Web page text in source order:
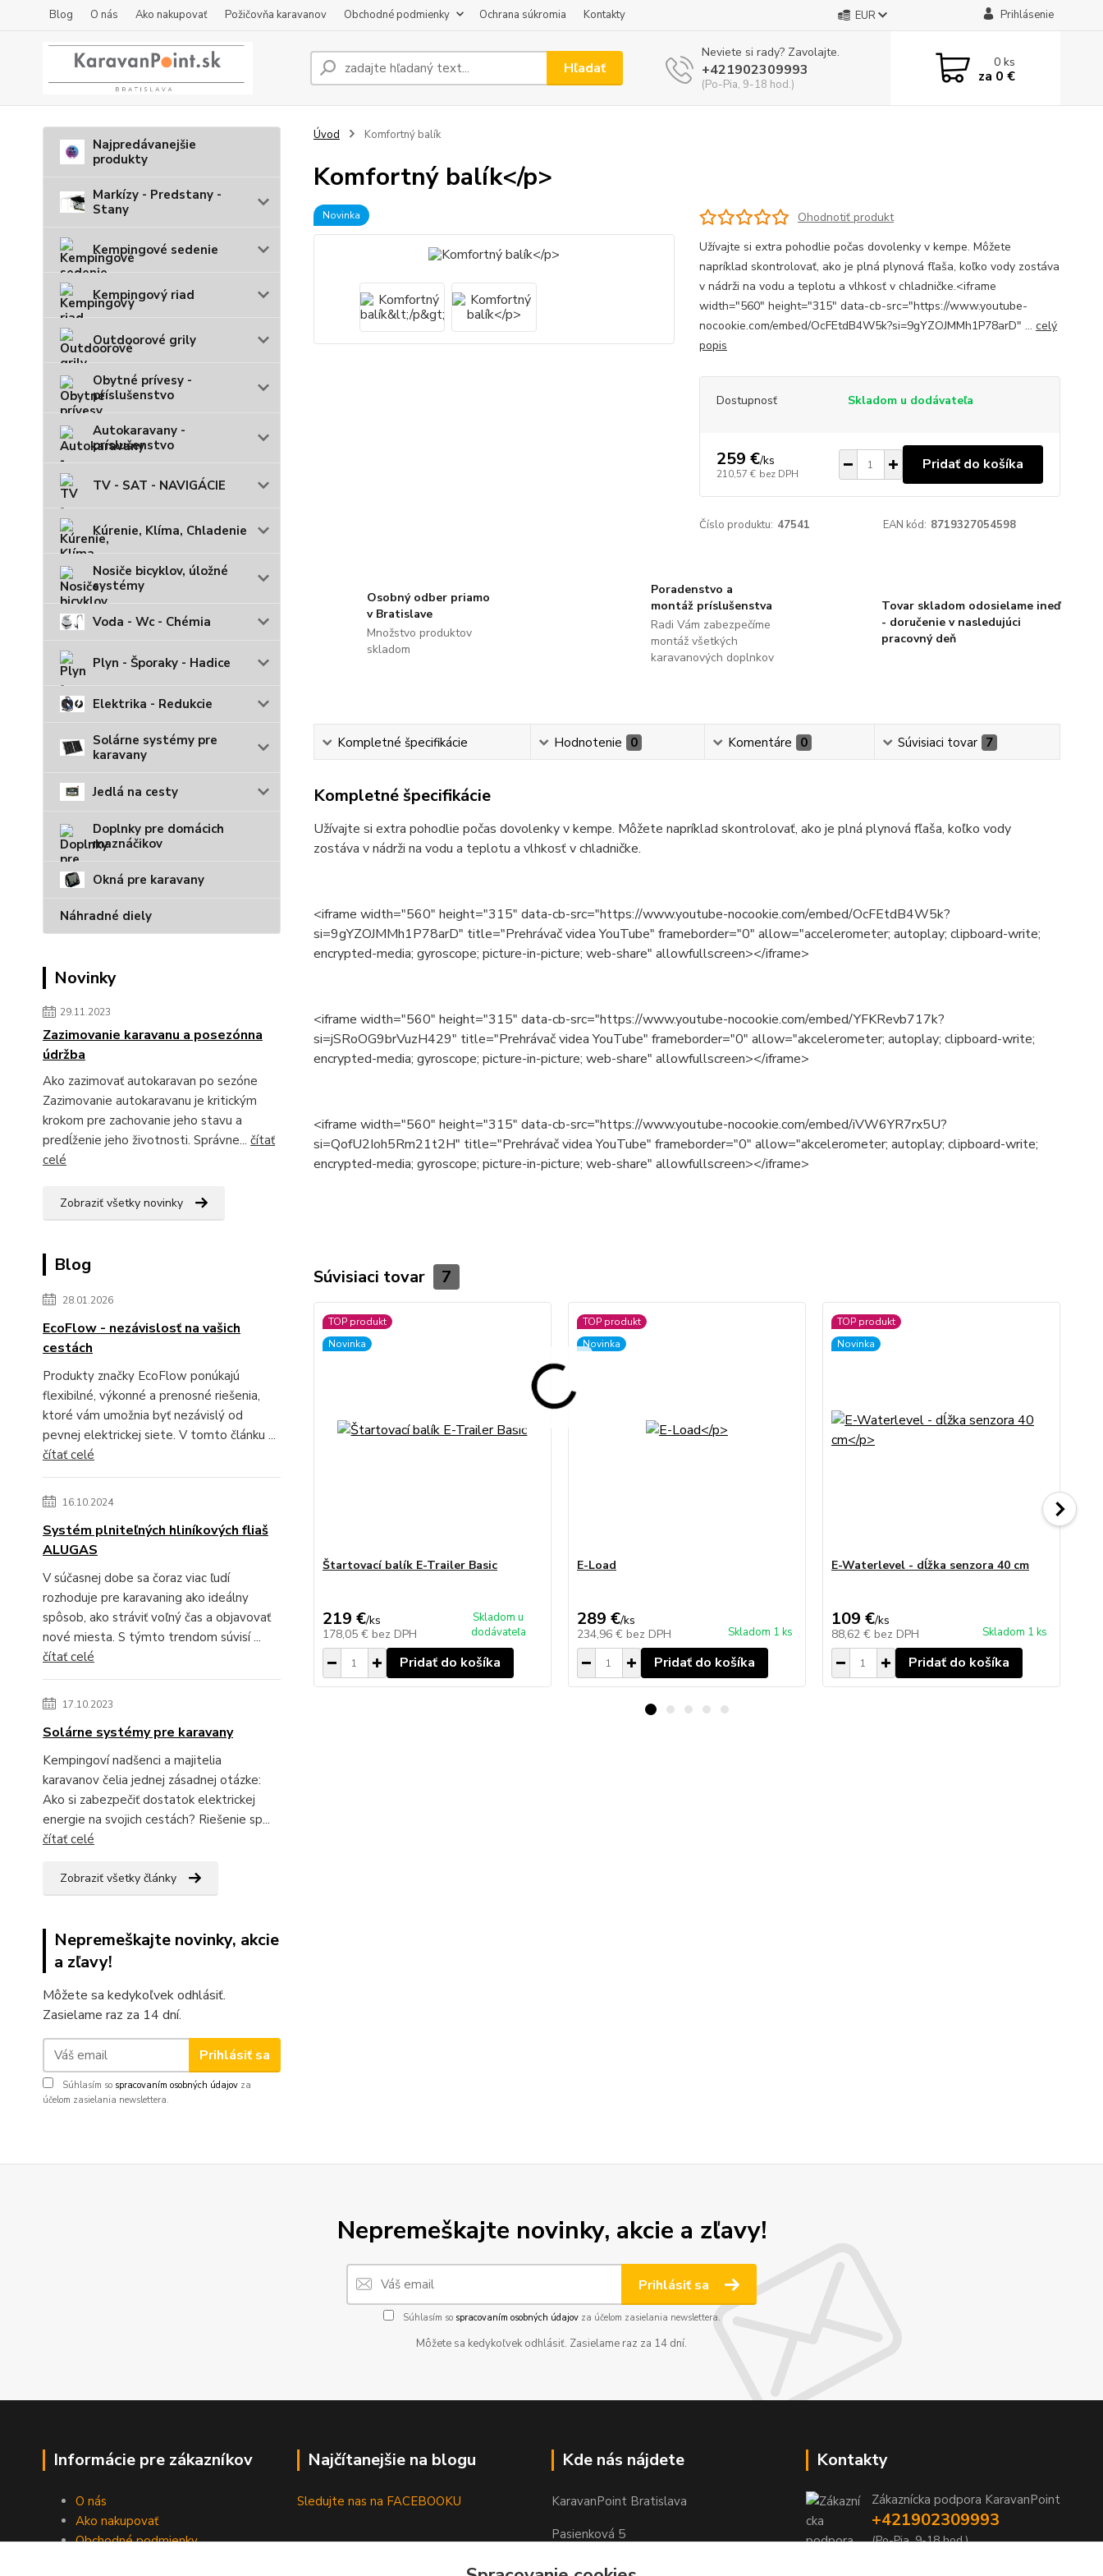
Blog O nás Ako nakupovať Požičovňa karavanov Obchodné podmienky Ochrana súkromia Kontakty EUR Prihlásenie
Hľadať
Neviete si rady? Zavolajte.
+421902309993
(Po-Pia, 9-18 hod.)
0ks
za 0 €
Najpredávanejšie
produkty
Markízy - Predstany -
Stany
Kempingové sedenie
Kempingový riad
Outdoorové grily
Obytné prívesy -
príslušenstvo
Autokaravany -
príslušenstvo
TV - SAT - NAVIGÁCIE
Kúrenie, Klíma, Chladenie
Nosiče bicyklov, úložné
systémy
Voda - Wc - Chémia
Plyn - Šporaky - Hadice
Elektrika - Redukcie
Solárne systémy pre
karavany
Jedlá na cesty
Doplnky pre domácich
maznáčikov
Okná pre karavany
Náhradné diely
Novinky
29.11.2023
Zazimovanie karavanu a posezónna
údržba
Ako zazimovať autokaravan po sezóne
Zazimovanie autokaravanu je kritickým
krokom pre zachovanie jeho stavu a
predĺženie jeho životnosti. Správne... čítať
celé
Zobraziť všetky novinky
Blog
28.01.2026
EcoFlow - nezávislosť na vašich
cestách
Produkty značky EcoFlow ponúkajú
flexibilné, výkonné a prenosné riešenia,
ktoré vám umožnia byť nezávislý od
pevnej elektrickej siete. V tomto článku ...
čítať celé
16.10.2024
Systém plniteľných hliníkových fliaš
ALUGAS
V súčasnej dobe sa čoraz viac ľudí
rozhoduje pre karavaning ako ideálny
spôsob, ako stráviť voľný čas a objavovať
nové miesta. S týmto trendom súvisí ...
čítať celé
17.10.2023
Solárne systémy pre karavany
Kempingoví nadšenci a majitelia
karavanov čelia jednej zásadnej otázke:
Ako si zabezpečiť dostatok elektrickej
energie na svojich cestách? Riešenie sp...
čítať celé
Zobraziť všetky články
Nepremeškajte novinky, akcie
a zľavy!
Môžete sa kedykoľvek odhlásiť.
Zasielame raz za 14 dní.
Prihlásiť sa
Súhlasím so spracovaním osobných údajov za
účelom zasielania newslettera.
Úvod Komfortný balík
Komfortný balík</p>
Novinka
Ohodnotiť produkt
Užívajte si extra pohodlie počas dovolenky v kempe. Môžete
napríklad skontrolovať, ako je plná plynová fľaša, koľko vody zostáva
v nádrži na vodu a teplotu a vlhkosť v chladničke.<iframe
width="560" height="315" data-cb-src="https://www.youtube-
nocookie.com/embed/OcFEtdB4W5k?si=9gYZOJMMh1P78arD" ... celý
popis
Dostupnosť Skladom u dodávateľa
259 €/ks
210,57 € bez DPH
Pridať do košíka
Číslo produktu: 47541 EAN kód: 8719327054598
Osobný odber priamo
v Bratislave
Množstvo produktov
skladom
Poradenstvo a
montáž príslušenstva
Radi Vám zabezpečíme
montáž všetkých
karavanových doplnkov
Tovar skladom odosielame ineď
- doručenie v nasledujúci
pracovný deň
Kompletné špecifikácie Hodnotenie 0 Komentáre 0 Súvisiaci tovar 7
Kompletné špecifikácie
Užívajte si extra pohodlie počas dovolenky v kempe. Môžete napríklad skontrolovať, ako je plná plynová fľaša, koľko vody
zostáva v nádrži na vodu a teplotu a vlhkosť v chladničke.
<iframe width="560" height="315" data-cb-src="https://www.youtube-nocookie.com/embed/OcFEtdB4W5k?
si=9gYZOJMMh1P78arD" title="Prehrávač videa YouTube" frameborder="0" allow="accelerometer; autoplay; clipboard-write;
encrypted-media; gyroscope; picture-in-picture; web-share" allowfullscreen></iframe>
<iframe width="560" height="315" data-cb-src="https://www.youtube-nocookie.com/embed/YFKRevb717k?
si=jSRoOG9brVuzH429" title="Prehrávač videa YouTube" frameborder="0" allow="akcelerometer; autoplay; clipboard-write;
encrypted-media; gyroscope; picture-in-picture; web-share" allowfullscreen></iframe>
<iframe width="560" height="315" data-cb-src="https://www.youtube-nocookie.com/embed/iVW6YR7rx5U?
si=QofU2Ioh5Rm21t2H" title="Prehrávač videa YouTube" frameborder="0" allow="akcelerometer; autoplay; clipboard-write;
encrypted-media; gyroscope; picture-in-picture; web-share" allowfullscreen></iframe>
Súvisiaci tovar 7
TOP produkt
Novinka
Štartovací balík E-Trailer Basic
219 €/ks
178,05 € bez DPH
Skladom u
dodávateľa
Pridať do košíka
TOP produkt
Novinka
E-Load
289 €/ks
234,96 € bez DPH Skladom 1 ks
Pridať do košíka
TOP produkt
Novinka
E-Waterlevel - dĺžka senzora 40 cm
109 €/ks
88,62 € bez DPH Skladom 1 ks
Pridať do košíka
Nepremeškajte novinky, akcie a zľavy!
Prihlásiť sa
Súhlasím so spracovaním osobných údajovza účelom zasielania newslettera.
Môžete sa kedykoľvek odhlásiť. Zasielame raz za 14 dní.
Informácie pre zákazníkov
O nás
Ako nakupovať
Obchodné podmienky
Najčítanejšie na blogu
Sledujte nas na FACEBOOKU
Kde nás nájdete
KaravanPoint Bratislava
Pasienková 5
821 06
Kontakty
Zákaznícka podpora KaravanPoint
+421902309993
(Po-Pia, 9-18 hod.)